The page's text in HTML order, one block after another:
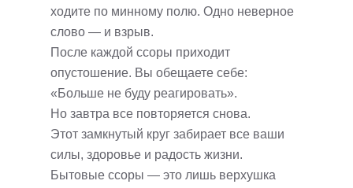
ходите по минному полю. Одно неверное
слово — и взрыв.
После каждой ссоры приходит
опустошение. Вы обещаете себе:
«Больше не буду реагировать».
Но завтра все повторяется снова.
Этот замкнутый круг забирает все ваши
силы, здоровье и радость жизни.
Бытовые ссоры — это лишь верхушка